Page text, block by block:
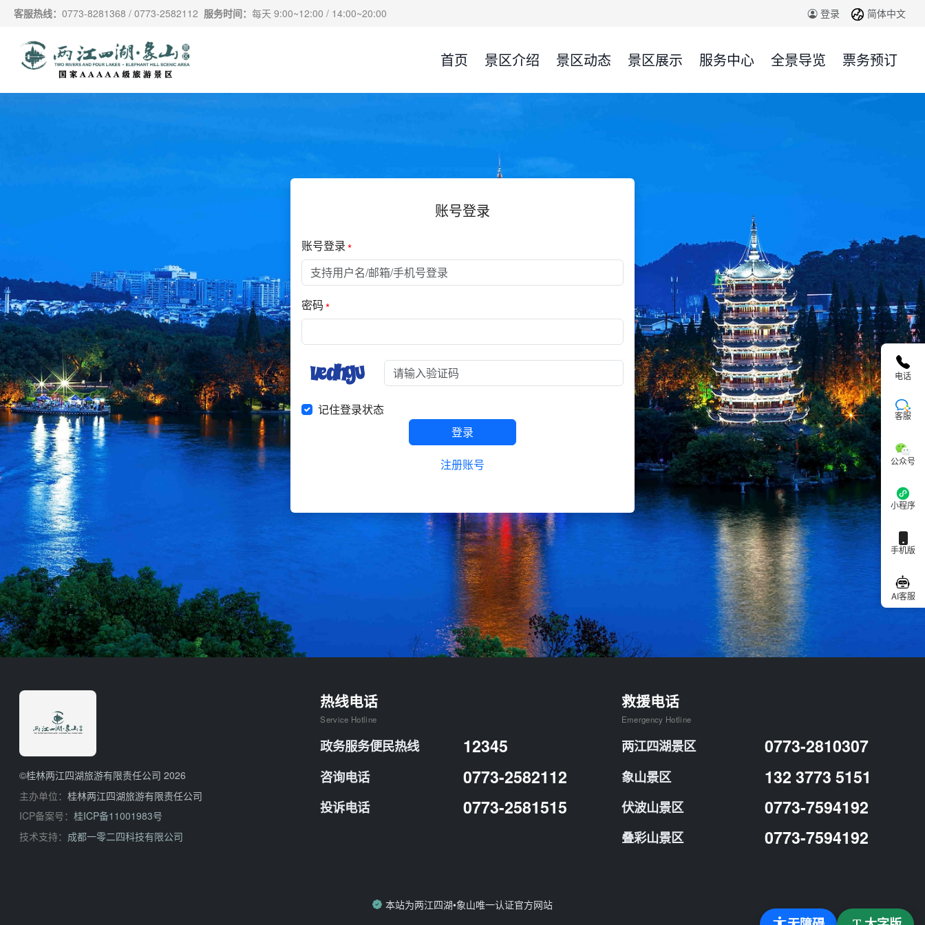
跳过导航，进入主要内容
客服热线： 0773-8281368 / 0773-2582112 服务时间： 每天 9:00~12:00 / 14:00~20:00 登录 简体中文
首页 景区介绍 景区动态 景区展示 服务中心 全景导览 票务预订
账号登录
账号登录
密码
记住登录状态
登录
注册账号
©桂林两江四湖旅游有限责任公司 2026
主办单位： 桂林两江四湖旅游有限责任公司
ICP备案号： 桂ICP备11001983号
技术支持： 成都一零二四科技有限公司
热线电话
Service Hotline
政务服务便民热线 12345
咨询电话 0773-2582112
投诉电话 0773-2581515
救援电话
Emergency Hotline
两江四湖景区 0773-2810307
象山景区 132 3773 5151
伏波山景区 0773-7594192
叠彩山景区 0773-7594192
本站为两江四湖•象山唯一认证官方网站
电话
客服
公众号
小程序
手机版
AI客服